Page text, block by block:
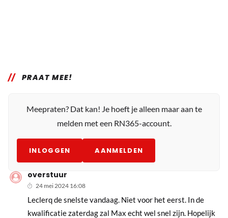
PRAAT MEE!
Meepraten? Dat kan! Je hoeft je alleen maar aan te
melden met een RN365-account.
INLOGGEN AANMELDEN
overstuur
24 mei 2024 16:08
Leclerq de snelste vandaag. Niet voor het eerst. In de
kwalificatie zaterdag zal Max echt wel snel zijn. Hopelijk